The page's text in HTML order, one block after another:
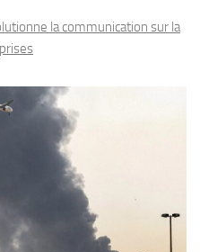
la communication sur la